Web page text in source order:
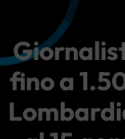
fino a